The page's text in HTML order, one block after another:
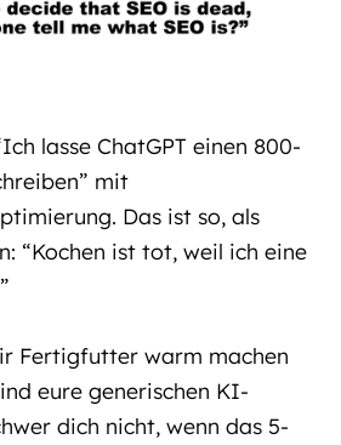
lasse ChatGPT einen 800-
mit
Das ist so, als
“Kochen ist tot, weil ich eine
Fertigfutter warm machen
eure generischen KI-
dich nicht, wenn das 5-